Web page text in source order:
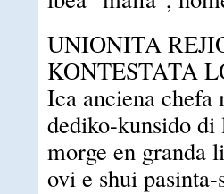
UNIONITA
KONTESTATA
Ica anciena chefa
dediko-kunsido di
morge en granda
ovi e shui